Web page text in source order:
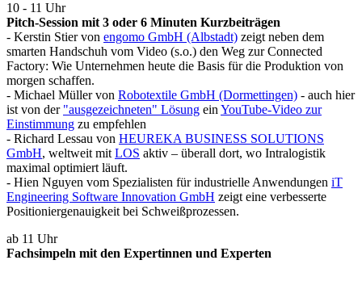
10 - 11 Uhr
Pitch-Session mit 3 oder 6 Minuten Kurzbeiträgen
- Kerstin Stier von engomo GmbH (Albstadt) zeigt neben dem
smarten Handschuh vom Video (s.o.) den Weg zur Connected
Factory: Wie Unternehmen heute die Basis für die Produktion von
morgen schaffen.
- Michael Müller von Robotextile GmbH (Dormettingen) - auch hier
ist von der "ausgezeichneten" Lösung einYouTube-Video zur
Einstimmung zu empfehlen
- Richard Lessau von HEUREKA BUSINESS SOLUTIONS
GmbH, weltweit mitLOS aktiv – überall dort, wo Intralogistik
maximal optimiert läuft.
- Hien Nguyen vom Spezialisten für industrielle Anwendungen iT
Engineering Software Innovation GmbH zeigt eine verbesserte
Positioniergenauigkeit bei Schweißprozessen.
ab 11 Uhr
Fachsimpeln mit den Expertinnen und Experten